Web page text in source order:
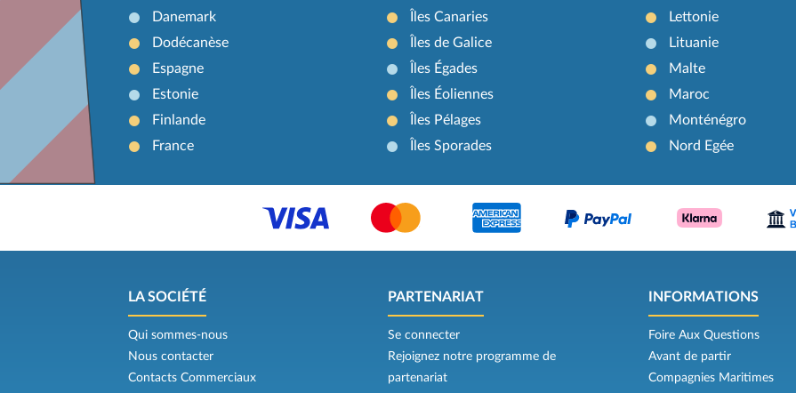
Danemark
Dodécanèse
Espagne
Estonie
Finlande
France
Îles Canaries
Îles de Galice
Îles Égades
Îles Éoliennes
Îles Pélages
Îles Sporades
Lettonie
Lituanie
Malte
Maroc
Monténégro
Nord Egée
LA SOCIÉTÉ
Qui sommes-nous
Nous contacter
Contacts Commerciaux
PARTENARIAT
Se connecter
Rejoignez notre programme de
partenariat
INFORMATIONS
Foire Aux Questions
Avant de partir
Compagnies Maritimes